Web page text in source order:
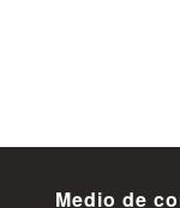
Medio de